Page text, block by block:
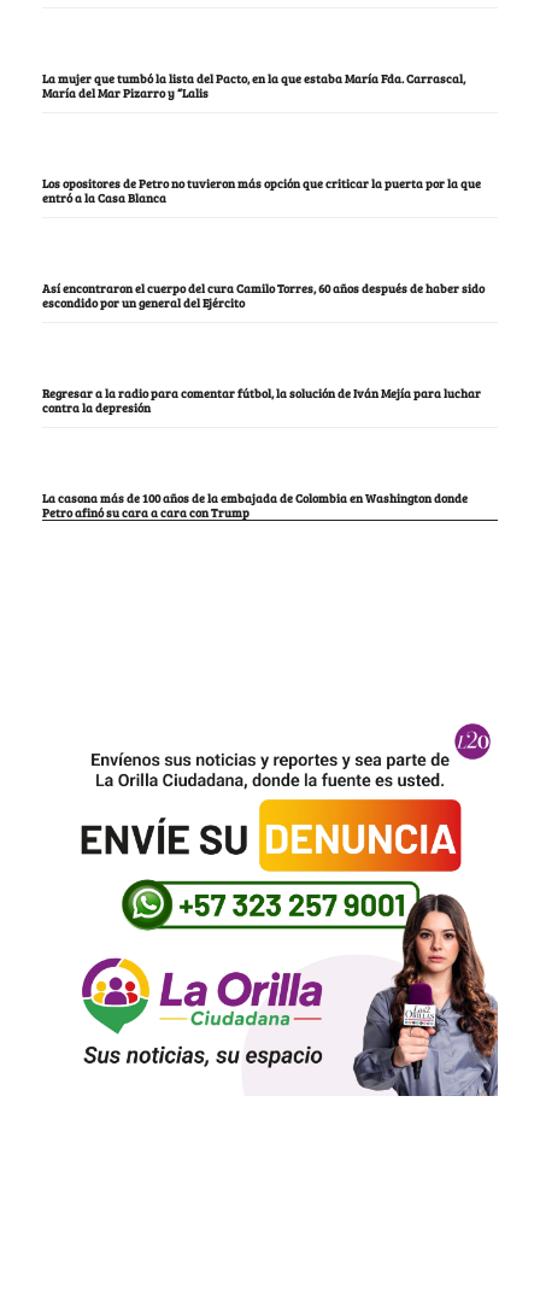
La mujer que tumbó la lista del Pacto, en la que estaba María Fda. Carrascal,
María del Mar Pizarro y “Lalis
Los opositores de Petro no tuvieron más opción que criticar la puerta por la que
entró a la Casa Blanca
Así encontraron el cuerpo del cura Camilo Torres, 60 años después de haber sido
escondido por un general del Ejército
Regresar a la radio para comentar fútbol, la solución de Iván Mejía para luchar
contra la depresión
La casona más de 100 años de la embajada de Colombia en Washington donde
Petro afinó su cara a cara con Trump